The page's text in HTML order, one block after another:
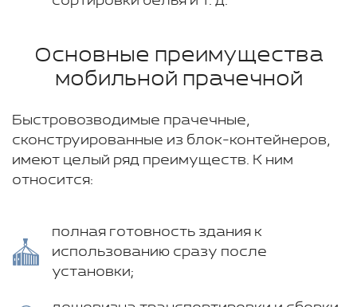
Основные преимущества
мобильной прачечной
Быстровозводимые прачечные,
сконструированные из блок-контейнеров,
имеют целый ряд преимуществ. К ним
относится:
полная готовность здания к
использованию сразу после
установки;